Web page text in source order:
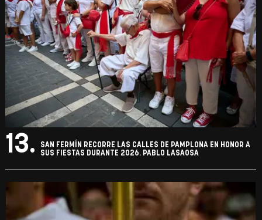
13.
SAN FERMÍN RECORRE LAS CALLES DE PAMPLONA EN HONOR A
SUS FIESTAS DURANTE 2026. PABLO LASAOSA